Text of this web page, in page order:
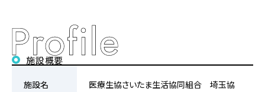
施設概要
施設名
医療生協さいたま生活協同組合 埼玉協